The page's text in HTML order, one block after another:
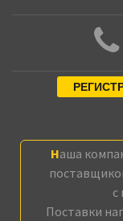
Наша компания является профессиональным
с
Поставки